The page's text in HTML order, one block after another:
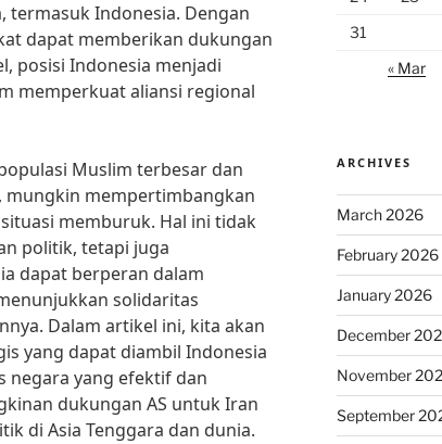
termasuk Indonesia. Dengan
dapat memberikan dukungan
posisi Indonesia menjadi
memperkuat aliansi regional
Muslim terbesar dan
mungkin mempertimbangkan
memburuk. Hal ini tidak
politik, tetapi juga
dapat berperan dalam
solidaritas
Dalam artikel ini, kita akan
yang dapat diambil Indonesia
negara yang efektif dan
dukungan AS untuk Iran
di Asia Tenggara dan dunia.
31
« Mar
ARCHIVES
March 2026
February 2026
January 2026
December
November
September